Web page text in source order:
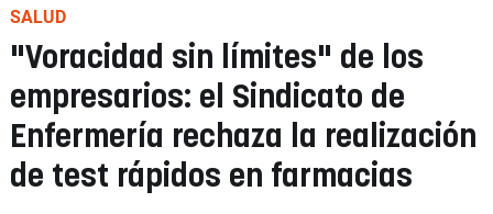
SALUD
"Voracidad sin límites" de los
empresarios: el Sindicato de
Enfermería rechaza la realización
de test rápidos en farmacias